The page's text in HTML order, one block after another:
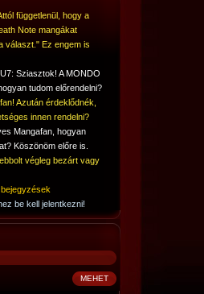
függetlenül, hogy a
Note mangákat
választ." Ez engem is
Sziasztok! A MONDO
tudom előrendelni?
Azután érdeklődnék,
innen rendelni?
Mangafan, hogyan
Köszönöm előre is.
végleg bezárt vagy
be kell jelentkezni!